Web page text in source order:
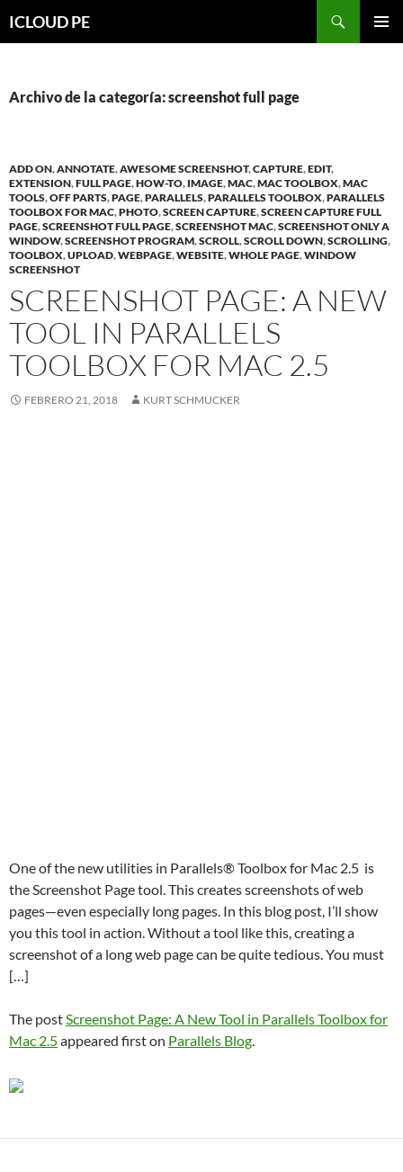
hacia
ICLOUD PE
Archivo de la categoría: screenshot full page
ADD ON,ANNOTATE,AWESOME SCREENSHOT,CAPTURE,EDIT,
EXTENSION,FULL PAGE,HOW-TO, IMAGE,MAC,MAC TOOLBOX,MAC
TOOLS,OFF PARTS,PAGE,PARALLELS,PARALLELS TOOLBOX,PARALLELS
TOOLBOX FOR MAC,PHOTO,SCREEN CAPTURE,SCREEN CAPTURE FULL
PAGE,SCREENSHOT FULL PAGE,SCREENSHOT MAC,SCREENSHOT ONLY A
WINDOW,SCREENSHOT PROGRAM,SCROLL,SCROLL DOWN,SCROLLING,
TOOLBOX,UPLOAD,WEBPAGE,WEBSITE,WHOLE PAGE,WINDOW
SCREENSHOT
SCREENSHOT PAGE: A NEW
TOOL IN PARALLELS
TOOLBOX FOR MAC 2.5
FEBRERO 21, 2018 KURT SCHMUCKER
One of the new utilities in Parallels® Toolbox for Mac 2.5 is
the Screenshot Page tool. This creates screenshots of web
pages—even especially long pages. In this blog post, I’ll show
you this tool in action. Without a tool like this, creating a
screenshot of a long web page can be quite tedious. You must
[…]
The postScreenshot Page: A New Tool in Parallels Toolbox for
Mac 2.5appeared first on Parallels Blog.